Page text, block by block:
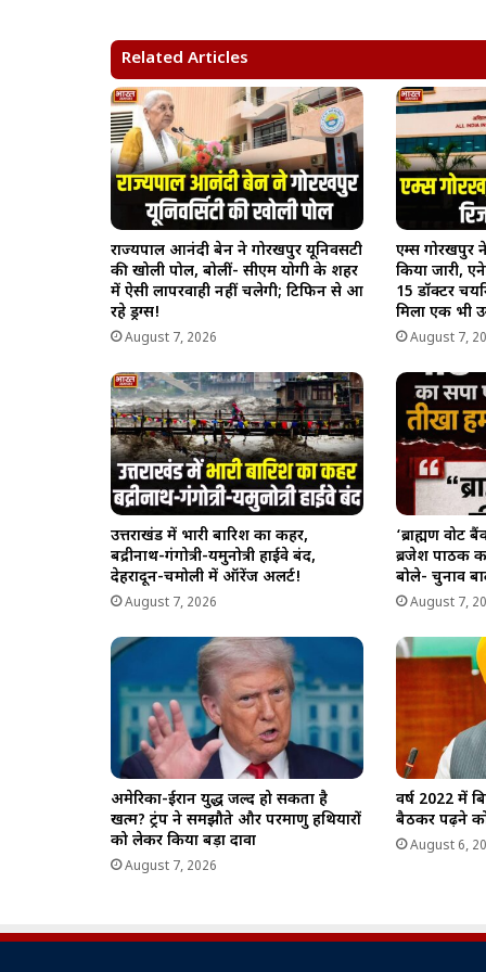
A
p
p
o
o
r
a
m
i
k
Related Articles
राज्यपाल आनंदी बेन ने गोरखपुर यूनिवर्सिटी
की खोली पोल, बोलीं- सीएम योगी के शहर
में ऐसी लापरवाही नहीं चलेगी; टिफिन से आ
रहे ड्रग्स!
August 7, 2026
एम्स गोरखपुर
किया जारी,
15 डॉक्टर
मिला एक भी
August 7,
उत्तराखंड में भारी बारिश का कहर,
बद्रीनाथ-गंगोत्री-यमुनोत्री हाईवे बंद,
देहरादून-चमोली में ऑरेंज अलर्ट!
August 7, 2026
‘ब्राह्मण वोट
ब्रजेश पाठक
बोले- चुनाव
August 7,
अमेरिका-ईरान युद्ध जल्द हो सकता है
खत्म? ट्रंप ने समझौते और परमाणु हथियारों
को लेकर किया बड़ा दावा
August 7, 2026
वर्ष 2022 में
बैठकर पढ़ने को
August 6,